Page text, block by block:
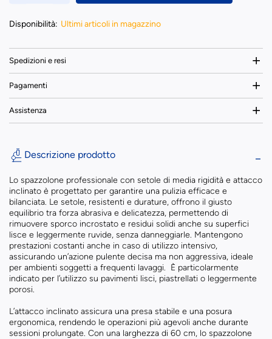
Disponibilità: Ultimi articoli in magazzino
Spedizioni e resi
Pagamenti
Assistenza
Descrizione prodotto
Lo spazzolone professionale con setole di media rigidità e attacco
inclinato è progettato per garantire una pulizia efficace e
bilanciata. Le setole, resistenti e durature, offrono il giusto
equilibrio tra forza abrasiva e delicatezza, permettendo di
rimuovere sporco incrostato e residui solidi anche su superfici
lisce e leggermente ruvide, senza danneggiarle. Mantengono
prestazioni costanti anche in caso di utilizzo intensivo,
assicurando un’azione pulente decisa ma non aggressiva, ideale
per ambienti soggetti a frequenti lavaggi. È particolarmente
indicato per l’utilizzo su pavimenti lisci, piastrellati o leggermente
porosi.
L’attacco inclinato assicura una presa stabile e una posura
ergonomica, rendendo le operazioni più agevoli anche durante
sessioni prolungate. Con una larghezza di 60 cm, lo spazzolone